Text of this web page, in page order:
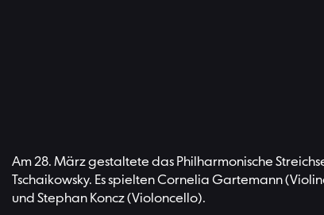
Am 28. März gestaltete das Philharmonische
Tschaikowsky. Es spielten Cornelia Gartemann
und Stephan Koncz (Violoncello).